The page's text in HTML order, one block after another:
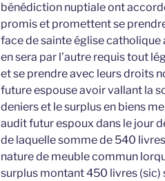
bénédiction nuptiale ont
promis et promettent se
face de sainte église catholique
en sera par l’autre requis tout
et se prendre avec leurs droits
future espouse avoir vallant la
deniers et le surplus en biens
audit futur espoux dans le jour
de laquelle somme de 540
nature de meuble commun
surplus montant 450 livres